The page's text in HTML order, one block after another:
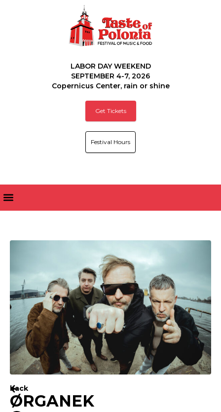
LABOR DAY WEEKEND
SEPTEMBER 4-7, 2026
Copernicus Center, rain or shine
Festival Hours
Get Tickets
back
ØRGANEK